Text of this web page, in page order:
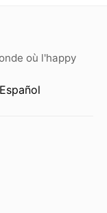
où l'happy
Español